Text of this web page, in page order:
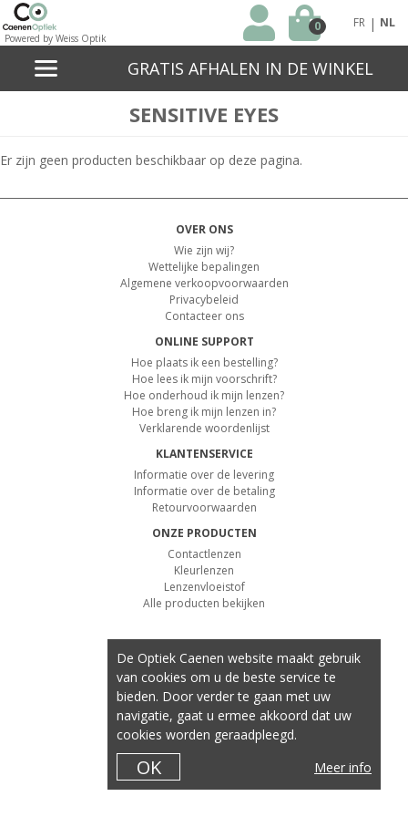
Powered by Weiss Optik
0 FR | NL
GRATIS AFHALEN IN DE WINKEL
SENSITIVE EYES
Er zijn geen producten beschikbaar op deze pagina.
OVER ONS
Wie zijn wij?
Wettelijke bepalingen
Algemene verkoopvoorwaarden
Privacybeleid
Contacteer ons
ONLINE SUPPORT
Hoe plaats ik een bestelling?
Hoe lees ik mijn voorschrift?
Hoe onderhoud ik mijn lenzen?
Hoe breng ik mijn lenzen in?
Verklarende woordenlijst
KLANTENSERVICE
Informatie over de levering
Informatie over de betaling
Retourvoorwaarden
ONZE PRODUCTEN
Contactlenzen
Kleurlenzen
Lenzenvloeistof
Alle producten bekijken
De Optiek Caenen website maakt gebruik
van cookies om u de beste service te
bieden. Door verder te gaan met uw
navigatie, gaat u ermee akkoord dat uw
cookies worden geraadpleegd.
Meer info
OK